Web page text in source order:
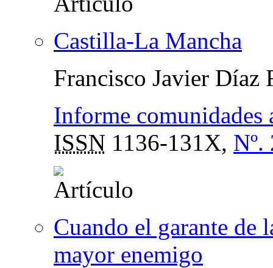
Castilla-La Mancha
Francisco Javier Díaz
Informe comunidades
ISSN 1136-131X, Nº.
Cuando el garante de
mayor enemigo